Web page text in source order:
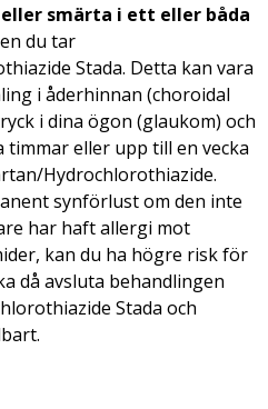
smärta i ett eller båda
du tar
Stada. Detta kan vara
i åderhinnan (choroidal
i dina ögon (glaukom) och
eller upp till en vecka
Hydrochlorothiazide.
synförlust om den inte
har haft allergi mot
kan du ha högre risk för
då avsluta behandlingen
Stada och